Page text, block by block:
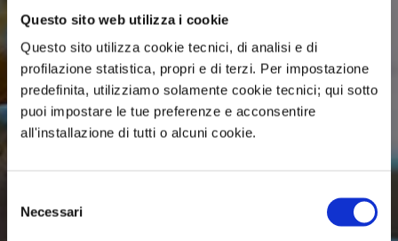
Questo sito web utilizza i cookie
Questo sito utilizza cookie tecnici, di analisi e di
profilazione statistica, propri e di terzi. Per impostazione
predefinita, utilizziamo solamente cookie tecnici; qui sotto
puoi impostare le tue preferenze e acconsentire
all'installazione di tutti o alcuni cookie.
delNecessari